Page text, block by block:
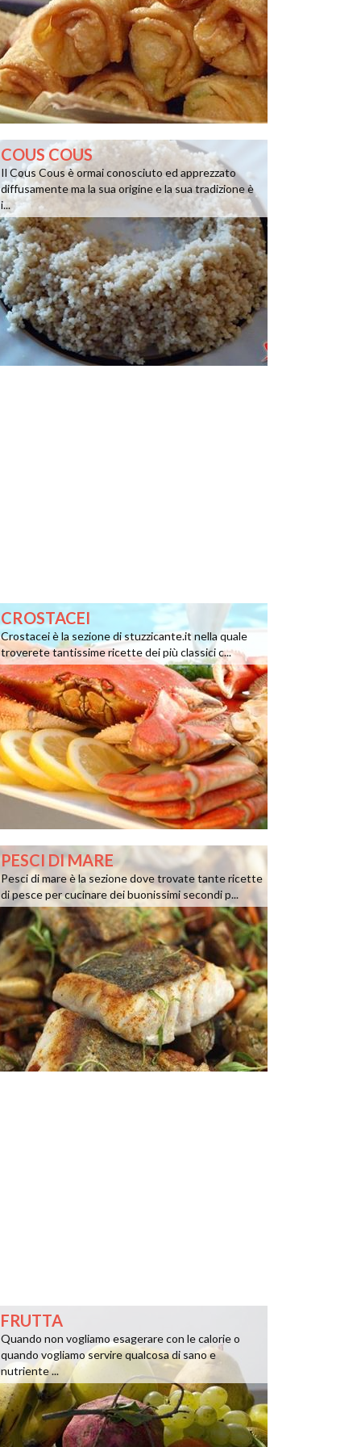
COUS COUS
Il Cous Cous è ormai conosciuto ed apprezzato
diffusamente ma la sua origine e la sua tradizione è
i...
CROSTACEI
Crostacei è la sezione di stuzzicante.it nella quale
troverete tantissime ricette dei più classici c...
PESCI DI MARE
Pesci di mare è la sezione dove trovate tante ricette
di pesce per cucinare dei buonissimi secondi p...
FRUTTA
Quando non vogliamo esagerare con le calorie o
quando vogliamo servire qualcosa di sano e
nutriente ...